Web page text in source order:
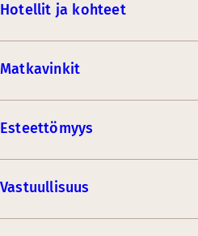
Hotellit ja kohteet
Matkavinkit
Esteettömyys
Vastuullisuus